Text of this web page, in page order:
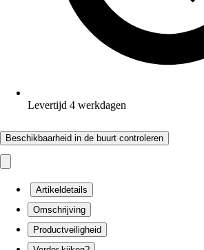
Levertijd 4 werkdagen
Beschikbaarheid in de buurt controleren
Artikeldetails
Omschrijving
Productveiligheid